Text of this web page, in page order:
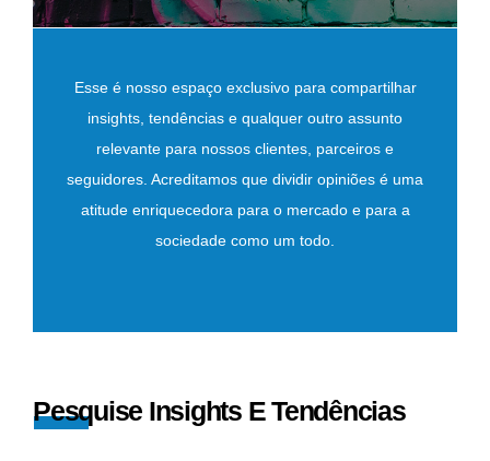
Esse é nosso espaço exclusivo para compartilhar
insights, tendências e qualquer outro assunto
relevante para nossos clientes, parceiros e
seguidores. Acreditamos que dividir opiniões é uma
atitude enriquecedora para o mercado e para a
sociedade como um todo.
Pesquise Insights E Tendências